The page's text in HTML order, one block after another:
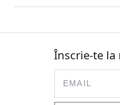
Înscrie-te la